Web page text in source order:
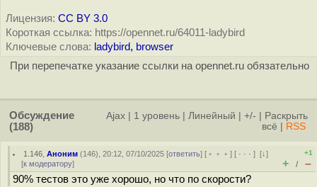
Лицензия: CC BY 3.0
Короткая ссылка: https://opennet.ru/64011-ladybird
Ключевые слова: ladybird, browser
При перепечатке указание ссылки на opennet.ru обязательно
Обсуждение
(188)
Ajax 1 уровень Линейный +/-
Раскрыть
всё
RSS
1.146 ,Аноним (146), 20:12, 07/10/2025 [ответить] [ ﹢﹢﹢] [ · · ·][↓]
[к модератору]
+1
+ / –
90% тестов это уже хорошо, но что по скорости?